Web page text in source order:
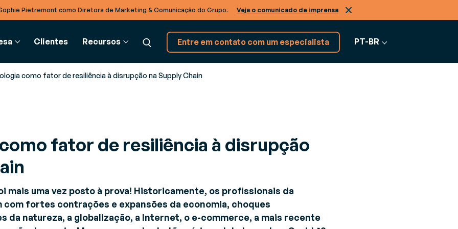
Pietremont como Diretora de Marketing & Comunicação do Grupo. Veja o comunicado de imprensa
de recursos (RMS)
a gestão dos seus
de produção logísticos
de armazém (WMS)
a eficiência em seu
Soluções EDI
Modernize suas trocas
TradeXpress Infinity
Uma plataforma de integração
B2B e A2A de última geração
Ver todos os
Parceiros
Descubra nosso ecossistema de parceiros
Clientes Recursos
Glossário
Consultoria
Para enfrentar os desafios do seu negócio
Entre em contato com um especialista PT-BR
como fator de resiliência à disrupção na Supply Chain
fator de resiliência à disrupção
mais uma vez posto à prova! Historicamente, os profissionais da
com fortes contrações e expansões da economia, choques
natureza, a globalização, a Internet, o e-commerce, a mais recente